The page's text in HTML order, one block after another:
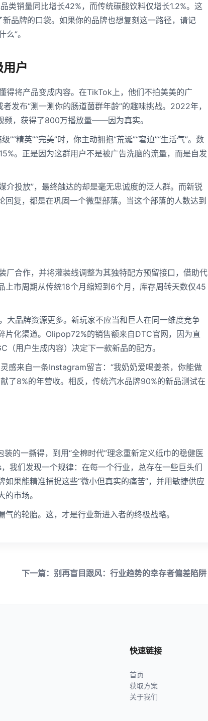
类销量同比增长42%，而传统碳酸饮料仅增长1.2%。这
品牌的口袋。如果你的品牌也想复刻这一路径，请记
”。
用户
将产品变成内容。在TikTok上，他们不拍美美的广
发布“测一测你的肠道菌群年龄”的趣味挑战。2022年，
频，获得了800万播放量——因为真实。
”“精英”“完美”时，你主动拥抱“荒诞”“窘迫”“生活气”。数
。正是因为这群用户不是被广告洗脑的流量，而是自发
介投放”，最终触达的却是毫无忠诚度的泛人群。而新锐
复，都是在巩固一个微型部落。当这个部落的人数达到
合作，并将灌装线调整为其独特配方预留接口，借助代
市周期从传统18个月缩短到6个月，库存周转天数仅45
大品牌资源更多。新玩家不应当和巨人在同一维度竞争
化渠道。Olipop72%的销售额来自DTC官网，因为直
用户生成内容）决定下一款新品的配方。
感来自一条Instagram留言：“我奶奶爱喝姜茶，你能做
了8%的年营收。相反，传统汽水品牌90%的新品测试在
的一撕得，到用“全棉时代”理念重新定义纸巾的稳健医
我们发现一个规律：在每一个行业，总存在一些巨头们
果能精准捕捉这些“微小但真实的痛苦”，并用敏捷供应
市场。
的轮胎。这，才是行业新进入者的终极战略。
下一篇：别再盲目跟风：行业趋势的幸存者偏差陷阱
快速链接
首页
获取方案
关于我们